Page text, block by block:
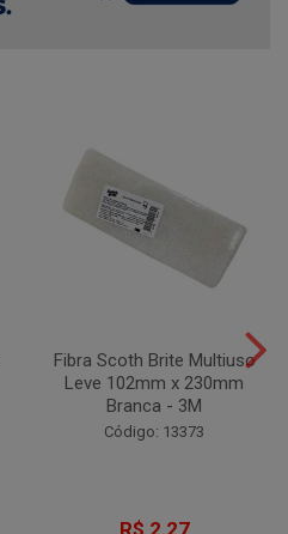
Fibra Scoth Brite Multiuso
Leve 102mm x 230mm
Branca - 3M
Código: 13373